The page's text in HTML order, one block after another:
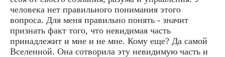
человека нет правильного понимания этого
вопроса. Для меня правильно понять - значит
признать факт того, что невидимая часть
принадлежит и мне и не мне. Кому еще? Да самой
Вселенной. Она сотворила эту невидимую часть и